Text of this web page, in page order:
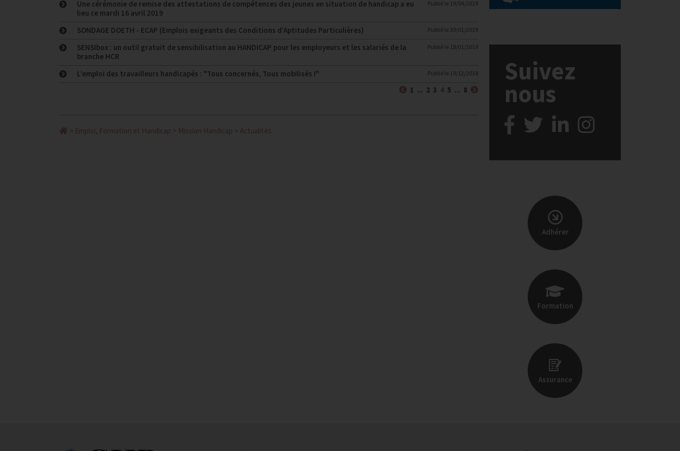
Une cérémonie de remise des attestations de compétences des jeunes en situation de handicap a eu
lieu ce mardi 16 avril 2019
Publié le 19/04/2019
SONDAGE DOETH - ECAP (Emplois exigeants des Conditions d’Aptitudes Particulières) Publié le 30/01/2019
SENSIbox : un outil gratuit de sensibilisation au HANDICAP pour les employeurs et les salariés de la
branche HCR
Publié le 18/01/2019
L’emploi des travailleurs handicapés : "Tous concernés, Tous mobilisés !" Publié le 19/12/2018
Précédent
1 ... 2 3 4(courante)
5 ... 8
> Emploi, Formation et Handicap > Mission Handicap > Actualités
Suivez
nous
Adhérer
Formation
Assurance